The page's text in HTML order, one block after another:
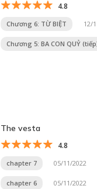
4.8
Chương 6: TỪ BIỆT 12/
Chương 5: BA CON QUỶ
The vesta
4.8
chapter 7 05/11/2022
chapter 6 05/11/2022